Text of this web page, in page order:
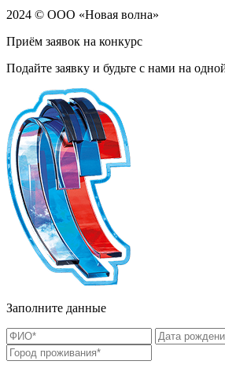
2024 © ООО «Новая волна»
Приём заявок на конкурс
Подайте заявку и будьте с нами на
Заполните данные